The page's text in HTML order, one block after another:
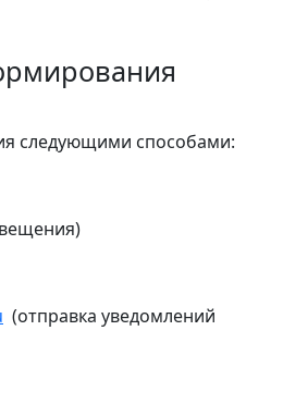
следующими способами:
(отправка уведомлений